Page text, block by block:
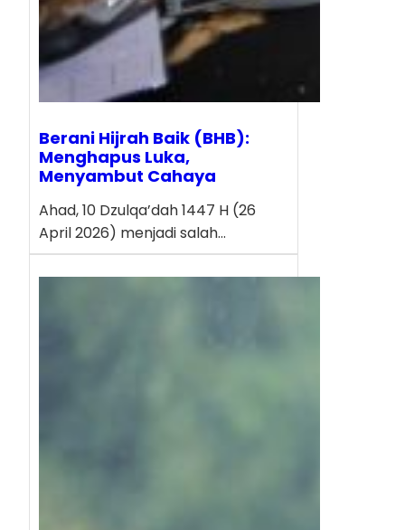
Berani Hijrah Baik (BHB):
Menghapus Luka,
Menyambut Cahaya
Ahad, 10 Dzulqa’dah 1447 H (26
April 2026) menjadi salah…